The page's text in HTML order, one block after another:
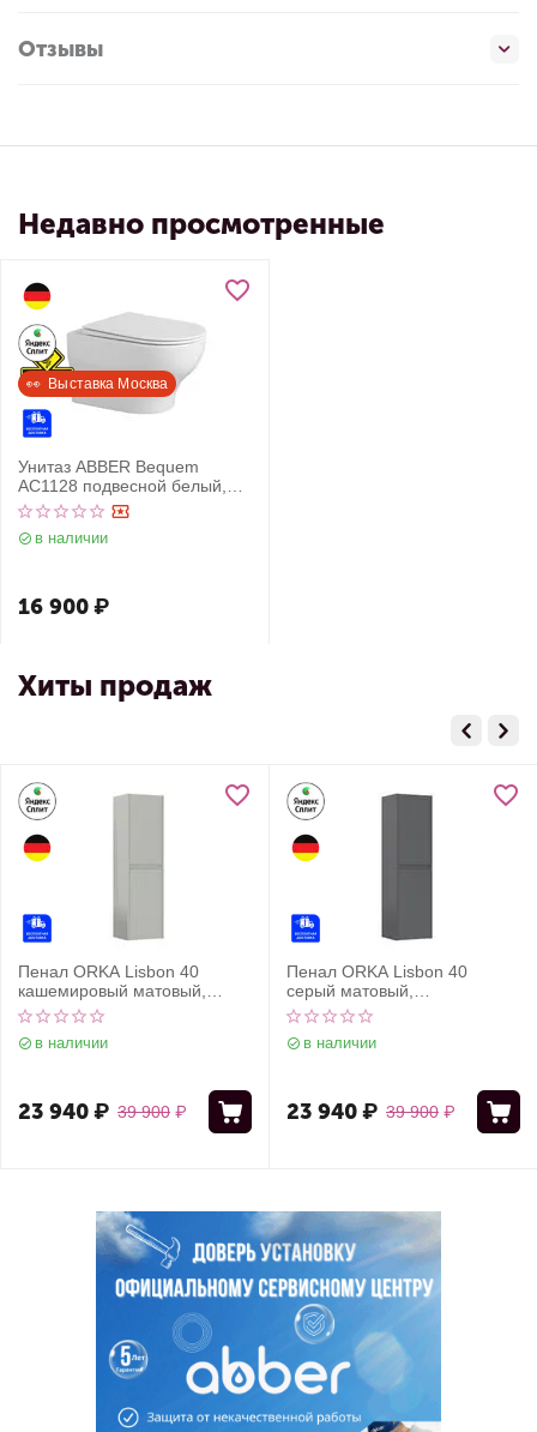
Отзывы
Недавно просмотренные
👀  Выставка Москва
Унитаз ABBER Bequem
AC1128 подвесной белый,
безободковый, смыв торнадо
в наличии
16 900₽
Хиты продаж
Пенал ORKA Lisbon 40
кашемировый матовый,
универсальный
в наличии
39 900 ₽
23 940₽
Пенал ORKA Lisbon 40
серый матовый,
универсальный
в наличии
39 900 ₽
23 940₽